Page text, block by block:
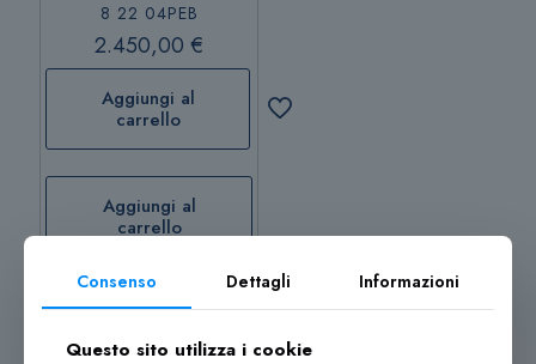
8 22 04PEB
2.450,00€
Aggiungi al
carrello
Aggiungi al
carrello
Consenso Dettagli Informazioni
Questo sito utilizza i cookie